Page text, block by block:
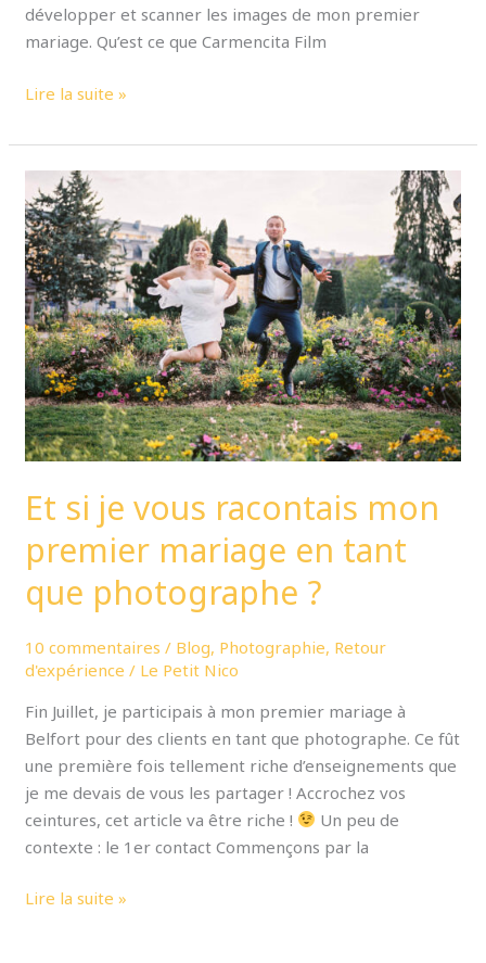
développer et scanner les images de mon premier
mariage. Qu’est ce que Carmencita Film
Lire la suite »
Et si je vous racontais mon
premier mariage en tant
que photographe ?
10 commentaires / Blog, Photographie, Retour
d'expérience / Le Petit Nico
Fin Juillet, je participais à mon premier mariage à
Belfort pour des clients en tant que photographe. Ce fût
une première fois tellement riche d’enseignements que
je me devais de vous les partager ! Accrochez vos
ceintures, cet article va être riche !
Un peu de
contexte : le 1er contact Commençons par la
si
je
vous
racontais
mon
premier
mariage
en
tant
que
?
Lire la suite »